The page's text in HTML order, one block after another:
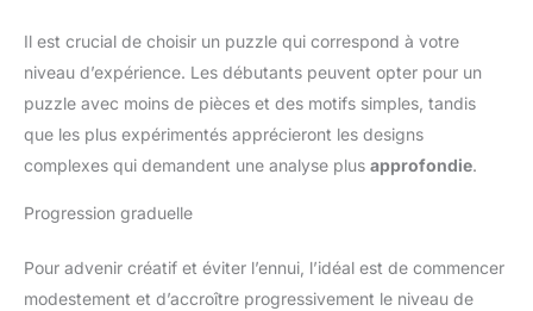
Il est crucial de choisir un puzzle qui correspond à votre
niveau d’expérience. Les débutants peuvent opter pour un
puzzle avec moins de pièces et des motifs simples, tandis
que les plus expérimentés apprécieront les designs
complexes qui demandent une analyse plus approfondie.
Progression graduelle
Pour advenir créatif et éviter l’ennui, l’idéal est de commencer
modestement et d’accroître progressivement le niveau de